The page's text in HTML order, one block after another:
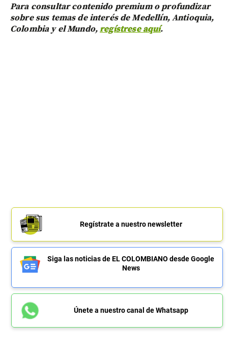
Para consultar contenido premium o profundizar
sobre sus temas de interés de Medellín, Antioquia,
Colombia y el Mundo,regístrese aquí.
Regístrate a nuestro newsletter
Siga las noticias de EL COLOMBIANO desde Google
News
Únete a nuestro canal de Whatsapp